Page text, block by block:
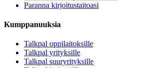
Paranna kirjoitustaitoasi
Kumppanuuksia
Talkpal oppilaitoksille
Talkpal yrityksille
Talkpal suuryrityksille